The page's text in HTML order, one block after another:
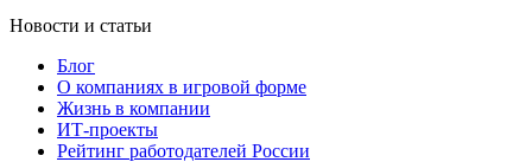
Новости и статьи
Блог
О компаниях в игровой форме
Жизнь в компании
ИТ-проекты
Рейтинг работодателей России